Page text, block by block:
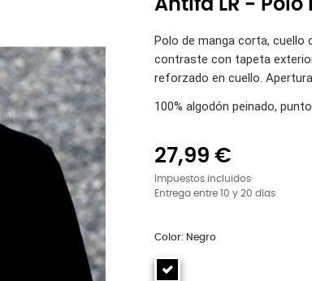
Antifa LR - Polo
Polo de manga corta,
contraste con tapeta
reforzado en cuello.
100% algodón peinado,
27,99 €
Impuestos incluidos
Entrega entre 10 y 20 días
Color: Negro